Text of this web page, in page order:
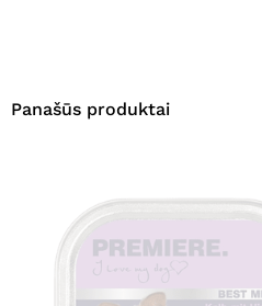
Panašūs produktai